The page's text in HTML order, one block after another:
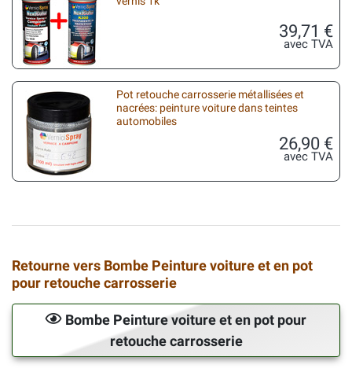
39,71 €
avec TVA
Pot retouche carrosserie métallisées et
nacrées: peinture voiture dans teintes
automobiles
26,90 €
avec TVA
Retourne vers Bombe Peinture voiture et en pot
pour retouche carrosserie
Bombe Peinture voiture et en pot pour
retouche carrosserie